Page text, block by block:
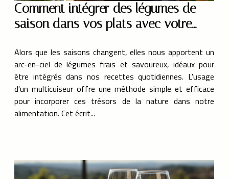
Comment intégrer des légumes de
saison dans vos plats avec votre
Alors que les saisons changent, elles nous apportent un
arc-en-ciel de légumes frais et savoureux, idéaux pour
être intégrés dans nos recettes quotidiennes. L'usage
d'un multicuiseur offre une méthode simple et efficace
pour incorporer ces trésors de la nature dans notre
alimentation. Cet écrit...